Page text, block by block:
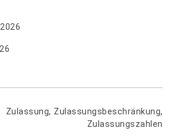
Zulassung, Zulassungsbeschränkung,
Zulassungszahlen